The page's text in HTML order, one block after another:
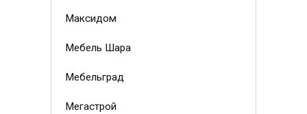
Максидом
Мебель Шара
Мебельград
Мегастрой